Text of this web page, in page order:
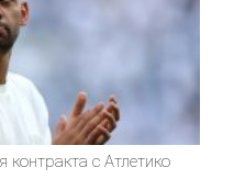
контракта с Атлетико